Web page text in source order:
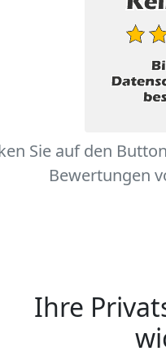
Sie auf den
Bewertungen
Ihre